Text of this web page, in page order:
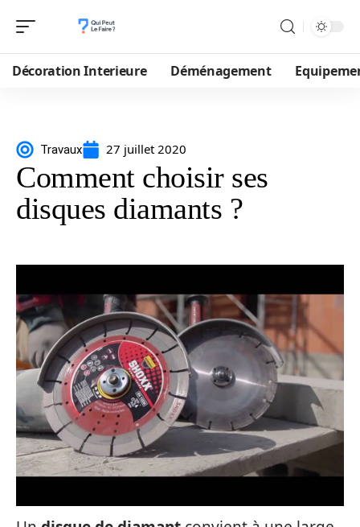
Décoration Interieure Déménagement
Travaux 27 juillet 2020
Comment choisir ses
disques diamants ?